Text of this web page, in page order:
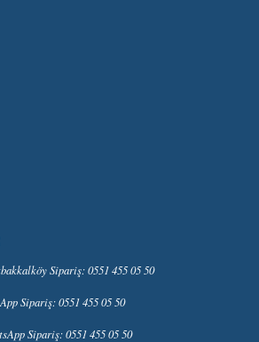
Sipariş: 0551 455 05 50
Sipariş: 0551 455 05 50
Sipariş: 0551 455 05 50